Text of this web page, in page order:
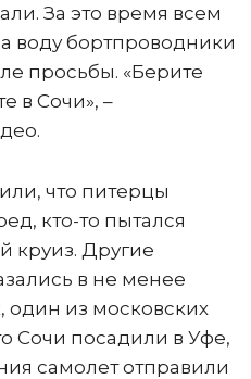
За это время всем
воду бортпроводники
просьбы. «Берите
в Сочи», –
что питерцы
кто-то пытался
круиз. Другие
в не менее
один из московских
Сочи посадили в Уфе,
самолет отправили